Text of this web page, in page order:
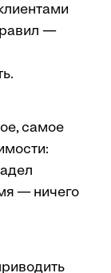
—
самое
— ничего